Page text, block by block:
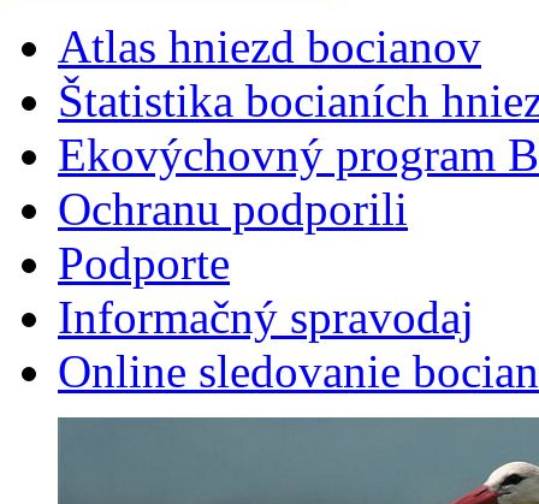
Atlas hniezd bocianov
Štatistika bocianích
Ekovýchovný program
Ochranu podporili
Podporte
Informačný spravodaj
Online sledovanie